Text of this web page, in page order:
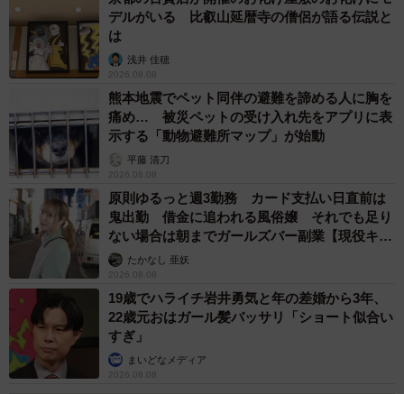
デルがいる 比叡山延暦寺の僧侶が語る伝説と
は
浅井 佳穂
2026.08.08
熊本地震でペット同伴の避難を諦める人に胸を
痛め… 被災ペットの受け入れ先をアプリに表
示する「動物避難所マップ」が始動
平藤 清刀
2026.08.08
原則ゆるっと週3勤務 カード支払い日直前は
鬼出勤 借金に追われる風俗嬢 それでも足り
ない場合は朝までガールズバー副業【現役キャ
ストに取材】
たかなし 亜妖
2026.08.08
19歳でハライチ岩井勇気と年の差婚から3年、
22歳元おはガール髪バッサリ「ショート似合い
すぎ」
まいどなメディア
2026.08.08